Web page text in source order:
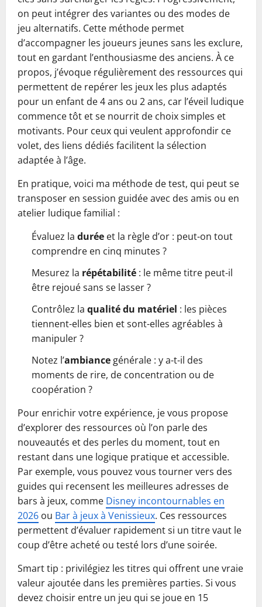
on peut intégrer des variantes ou des modes de
jeu alternatifs. Cette méthode permet
d’accompagner les joueurs jeunes sans les exclure,
tout en gardant l’enthousiasme des anciens. À ce
propos, j’évoque régulièrement des ressources qui
permettent de repérer les jeux les plus adaptés
pour un enfant de 4 ans ou 2 ans, car l’éveil ludique
commence tôt et se nourrit de choix simples et
motivants. Pour ceux qui veulent approfondir ce
volet, des liens dédiés facilitent la sélection
adaptée à l’âge.
En pratique, voici ma méthode de test, qui peut se
transposer en session guidée avec des amis ou en
atelier ludique familial :
Évaluez la durée et la règle d’or : peut-on tout
comprendre en cinq minutes ?
Mesurez la répétabilité : le même titre peut-il
être rejoué sans se lasser ?
Contrôlez la qualité du matériel : les pièces
tiennent-elles bien et sont-elles agréables à
manipuler ?
Notez l’ambiance générale : y a-t-il des
moments de rire, de concentration ou de
coopération ?
Pour enrichir votre expérience, je vous propose
d’explorer des ressources où l’on parle des
nouveautés et des perles du moment, tout en
restant dans une logique pratique et accessible.
Par exemple, vous pouvez vous tourner vers des
guides qui recensent les meilleures adresses de
bars à jeux, comme Disney incontournables en
2026 ou Bar à jeux à Venissieux. Ces ressources
permettent d’évaluer rapidement si un titre vaut le
coup d’être acheté ou testé lors d’une soirée.
Smart tip : privilégiez les titres qui offrent une vraie
valeur ajoutée dans les premières parties. Si vous
devez choisir entre un jeu qui se joue en 15